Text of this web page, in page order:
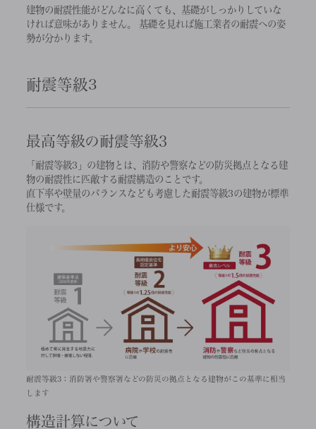
建物の耐震性能がどんなに高くても、基礎がしっかりしていな
ければ意味がありません。 基礎を見れば施工業者の耐震への姿
勢が分かります。
耐震等級3
最高等級の耐震等級3
「耐震等級3」の建物とは、消防や警察などの防災拠点となる建
物の耐震性に匹敵する耐震構造のことです。
直下率や壁量のバランスなども考慮した耐震等級3の建物が標準
仕様です。
耐震等級3：消防署や警察署などの防災の拠点となる建物がこの基準に相当
します
構造計算について